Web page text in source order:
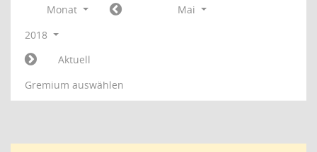
Monat
Mai
2018
Aktuell
Gremium auswählen